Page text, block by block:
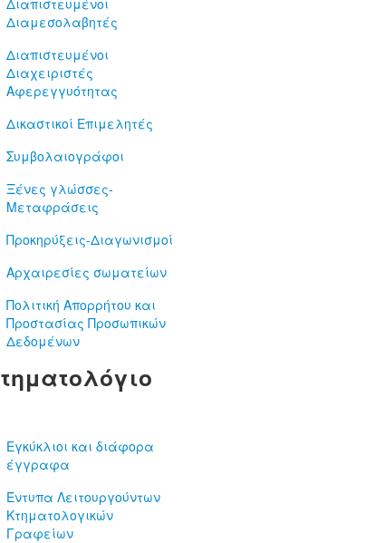
Διαπιστευμένοι
Διαμεσολαβητές
Διαπιστευμένοι
Διαχειριστές
Αφερεγγυότητας
Δικαστικοί Επιμελητές
Συμβολαιογράφοι
Ξένες γλώσσες-
Μεταφράσεις
Προκηρύξεις-Διαγωνισμοί
Αρχαιρεσίες σωματείων
Πολιτική Απορρήτου και
Προστασίας Προσωπικών
Δεδομένων
Εγκύκλιοι και διάφορα
έγγραφα
Έντυπα Λειτουργούντων
Κτηματολογικών
Γραφείων